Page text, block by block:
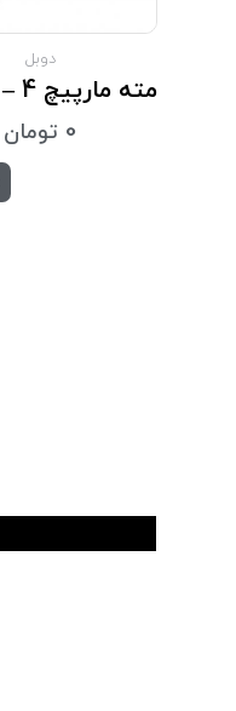
دوبل
مته مارپیچ 4 – کوتاه L
0 تومان